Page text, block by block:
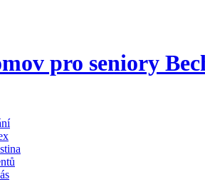
pro seniory